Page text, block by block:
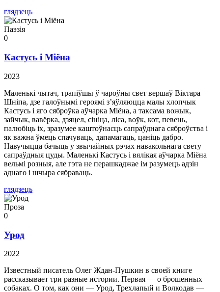
глядзець
Паэзія
0
Кастусь і Міёна
2023
Маленькі чытач, трапіўшы ў чароўны свет вершаў Віктара
Шніпа, дзе галоўнымі героямі з’яўляюцца малы хлопчык
Кастусь і яго сяброўка аўчарка Міёна, а таксама вожык,
зайчык, вавёрка, дзяцел, сініца, ліса, воўк, кот, певень,
палюбіць іх, зразумее каштоўнасць сапраўднага сяброўства і
як важна ўмець спачуваць, дапамагаць, цаніць дабро.
Навучыцца бачыць у звычайных рэчах навакольнага свету
сапраўдныя цуды. Маленькі Кастусь і вялікая аўчарка Міёна
вельмі розныя, але гэта не перашкаджае ім разумець адзін
аднаго і шчыра сябраваць.
глядзець
Проза
0
Урод
2022
Известный писатель Олег Ждан-Пушкин в своей книге
рассказывает три разные истории. Первая — о брошенных
собаках. О том, как они — Урод, Трехлапый и Волкодав —